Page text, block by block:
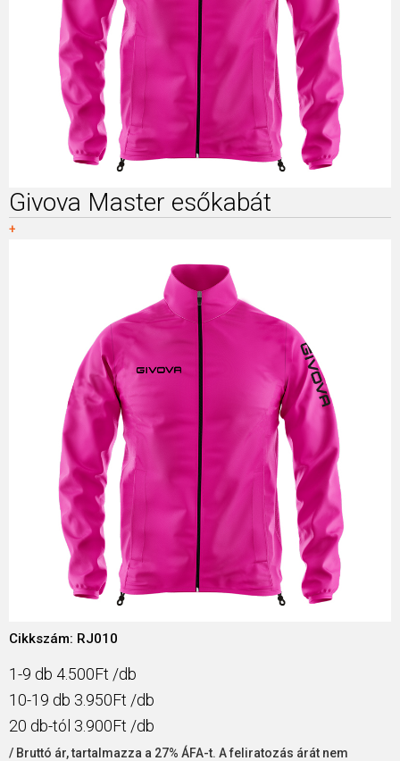
Givova Master esőkabát
+
Cikkszám: RJ010
1-9 db 4.500Ft /db
10-19 db 3.950Ft /db
20 db-tól 3.900Ft /db
/ Bruttó ár, tartalmazza a 27% ÁFA-t. A feliratozás árát nem